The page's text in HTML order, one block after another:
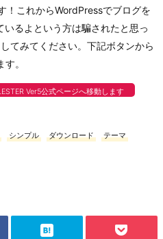
！これからWordPressでブログを
るよという方は騙されたと思っ
てみてください。下記ボタンから
。
Ver5公式ページへ移動します
シンプル ダウンロード
テーマ